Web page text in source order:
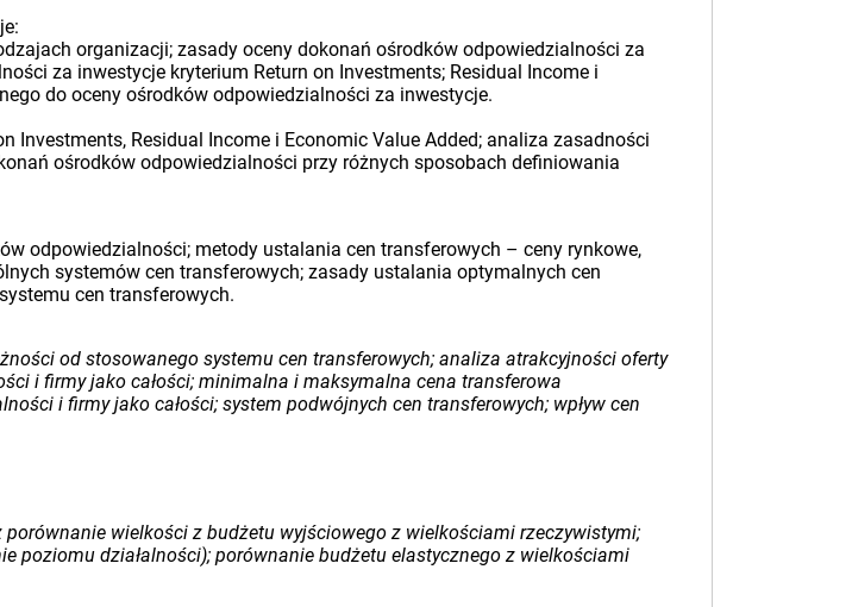
organizacji; zasady oceny dokonań ośrodków odpowiedzialności za
za inwestycje kryterium Return on Investments; Residual Income i
do oceny ośrodków odpowiedzialności za inwestycje.
Residual Income i Economic Value Added; analiza zasadności
ośrodków odpowiedzialności przy różnych sposobach definiowania
odpowiedzialności; metody ustalania cen transferowych – ceny rynkowe,
systemów cen transferowych; zasady ustalania optymalnych cen
cen transferowych.
od stosowanego systemu cen transferowych; analiza atrakcyjności oferty
i firmy jako całości; minimalna i maksymalna cena transferowa
i firmy jako całości; system podwójnych cen transferowych; wpływ cen
wielkości z budżetu wyjściowego z wielkościami rzeczywistymi;
poziomu działalności); porównanie budżetu elastycznego z wielkościami